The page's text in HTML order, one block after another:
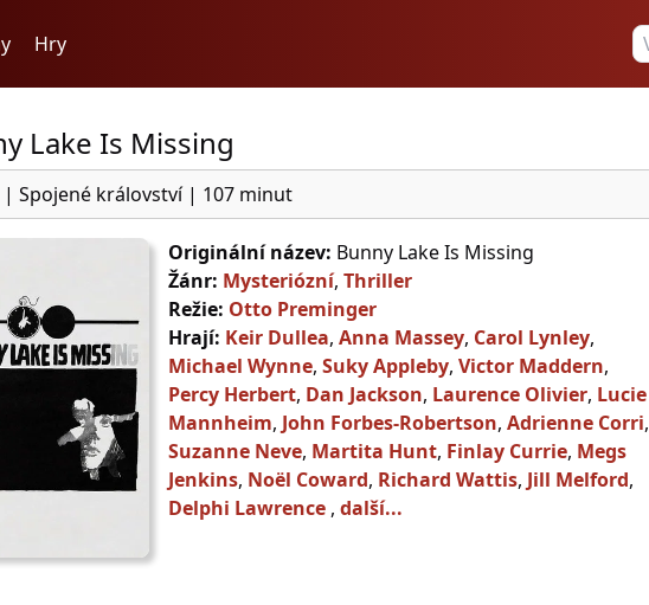
Hry
Lake Is Missing
| Spojené království| 107 minut
Originální název: Bunny Lake Is Missing
Žánr: Mysteriózní, Thriller
Režie: Otto Preminger
Hrají: Keir Dullea, Anna Massey, Carol Lynley,
Michael Wynne, Suky Appleby, Victor Maddern,
Percy Herbert, Dan Jackson, Laurence Olivier, Lucie
Mannheim, John Forbes-Robertson, Adrienne Corri,
Suzanne Neve, Martita Hunt, Finlay Currie, Megs
Jenkins, Noël Coward, Richard Wattis, Jill Melford,
Delphi Lawrence , další...